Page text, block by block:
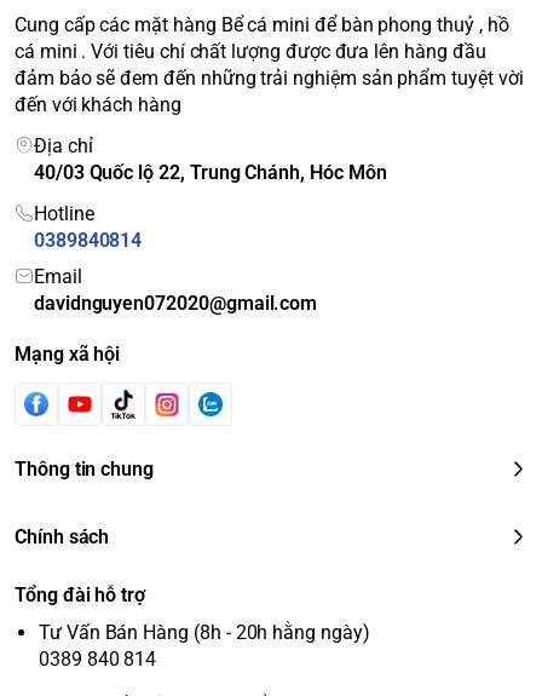
Cung cấp các mặt hàng Bể cá mini để bàn phong thuỷ , hồ
cá mini . Với tiêu chí chất lượng được đưa lên hàng đầu
đảm bảo sẽ đem đến những trải nghiệm sản phẩm tuyệt vời
đến với khách hàng
Địa chỉ
40/03 Quốc lộ 22, Trung Chánh, Hóc Môn
Hotline
0389840814
Email
davidnguyen072020@gmail.com
Mạng xã hội
Thông tin chung
Chính sách
Tổng đài hỗ trợ
Tư Vấn Bán Hàng (8h - 20h hằng ngày)
0389 840 814